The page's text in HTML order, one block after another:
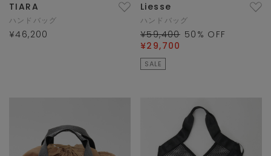
TIARA
ハンドバッグ
¥46,200
Liesse
ハンドバッグ
¥59,400 50 % OFF
¥29,700
SALE